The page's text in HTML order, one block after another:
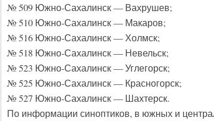
№ 509 Южно-Сахалинск — Вахрушев;
№ 510 Южно-Сахалинск — Макаров;
№ 516 Южно-Сахалинск — Холмск;
№ 518 Южно-Сахалинск — Невельск;
№ 523 Южно-Сахалинск — Углегорск;
№ 525 Южно-Сахалинск — Красногорск;
№ 527 Южно-Сахалинск — Шахтерск.
По информации синоптиков, в южных и